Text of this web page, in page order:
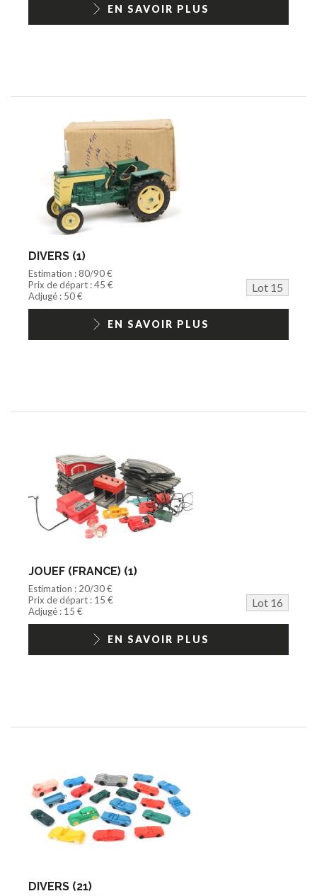
EN SAVOIR PLUS
DIVERS (1)
Estimation : 80/90 €
Prix de départ : 45 €
Lot 15
Adjugé : 50 €
EN SAVOIR PLUS
JOUEF (FRANCE) (1)
Estimation : 20/30 €
Prix de départ : 15 €
Lot 16
Adjugé : 15 €
EN SAVOIR PLUS
DIVERS (21)